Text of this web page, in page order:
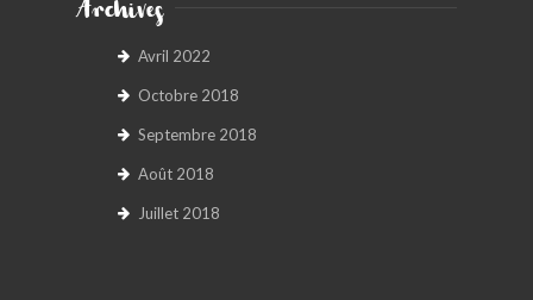
Archives
Avril 2022
Octobre 2018
Septembre 2018
Août 2018
Juillet 2018